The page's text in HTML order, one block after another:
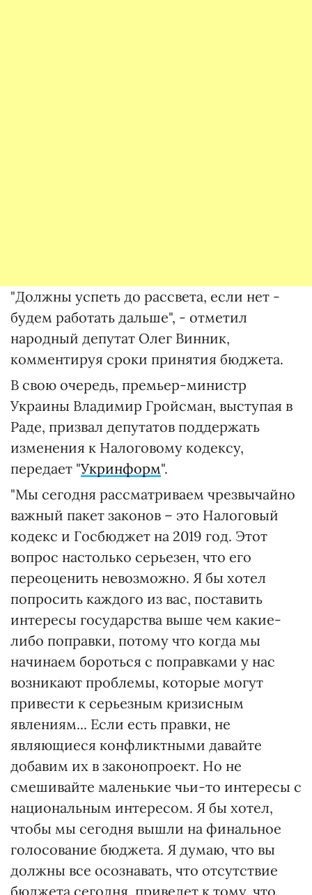
"Должны успеть до рассвета, если нет -
будем работать дальше", - отметил
народный депутат Олег Винник,
комментируя сроки принятия бюджета.
В свою очередь, премьер-министр
Украины Владимир Гройсман, выступая в
Раде, призвал депутатов поддержать
изменения к Налоговому кодексу,
передает "Укринформ".
"Мы сегодня рассматриваем чрезвычайно
важный пакет законов – это Налоговый
кодекс и Госбюджет на 2019 год. Этот
вопрос настолько серьезен, что его
переоценить невозможно. Я бы хотел
попросить каждого из вас, поставить
интересы государства выше чем какие-
либо поправки, потому что когда мы
начинаем бороться с поправками у нас
возникают проблемы, которые могут
привести к серьезным кризисным
явлениям... Если есть правки, не
являющиеся конфликтными давайте
добавим их в законопроект. Но не
смешивайте маленькие чьи-то интересы с
национальным интересом. Я бы хотел,
чтобы мы сегодня вышли на финальное
голосование бюджета. Я думаю, что вы
должны все осознавать, что отсутствие
бюджета сегодня, приведет к тому, что